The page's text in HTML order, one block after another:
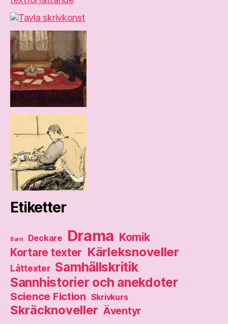
Etiketter
Barn Deckare Drama Komik
Kortare texter Kärleksnoveller
Låttexter Samhällskritik
Sannhistorier och anekdoter
Science Fiction Skrivkurs
Skräcknoveller Äventyr